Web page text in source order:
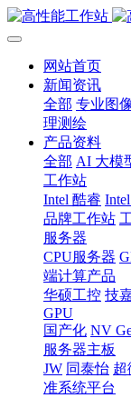
网站首页
新闻资讯
全部 专业图
理测绘
产品资料
全部 AI 大模
工作站
Intel 酷睿
品牌工作站
服务器
CPU服务器
端计算产品
华硕工控 技
GPU
国产化 NV
服务器主板
JW 同泰怡 超
准系统平台